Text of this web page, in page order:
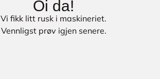
Oi da!
Vi fikk litt rusk i maskineriet.
Vennligst prøv igjen senere.